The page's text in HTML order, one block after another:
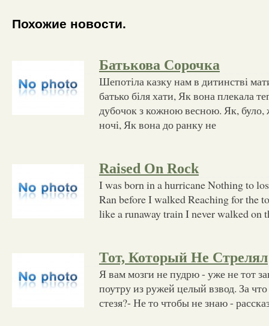
Похожие новости.
Батькова Сорочка
Шепотіла казку нам в дитинстві
батько біля хати, Як вона плекала
дубочок з кожною весною. Як, було,
ночі, Як вона до ранку не
Raised On Rock
I was born in a hurricane Nothing to
Ran before I walked Reaching for the
like a runaway train I never walked on
Тот, Который Не Стрелял
Я вам мозги не пудрю - уже не тот
поутру из ружей целый взвод. За
стезя?- Не то чтобы не знаю -